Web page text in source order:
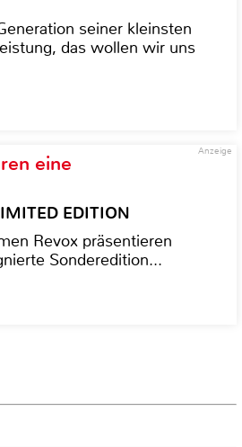
seiner kleinsten
das wollen wir uns
Anzeige
eine
EDITION
Revox präsentieren
Sonderedition...